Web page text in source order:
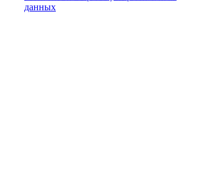
данных